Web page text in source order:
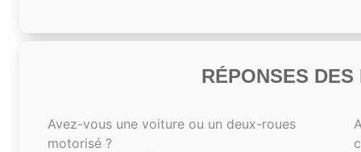
RÉPONSES
Avez-vous une voiture ou un deux-roues
motorisé ?